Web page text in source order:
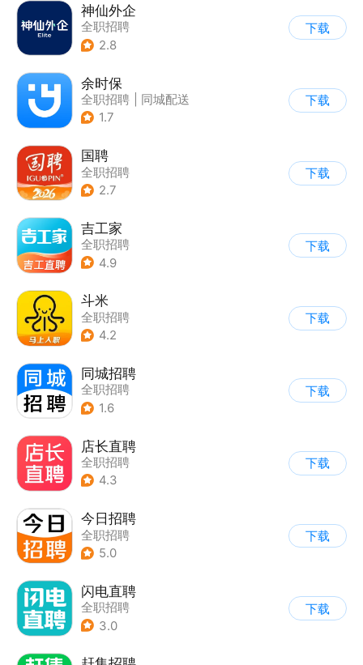
神仙外企
全职招聘
2.8
下载
余时保
全职招聘
同城配送
1.7
下载
国聘
全职招聘
2.7
下载
吉工家
全职招聘
4.9
下载
斗米
全职招聘
4.2
下载
同城招聘
全职招聘
1.6
下载
店长直聘
全职招聘
4.3
下载
今日招聘
全职招聘
5.0
下载
闪电直聘
全职招聘
3.0
下载